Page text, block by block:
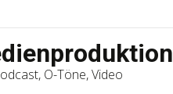
O-Töne, Video